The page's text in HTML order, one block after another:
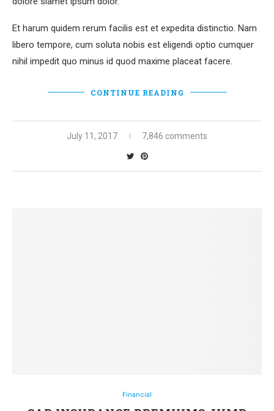
Et harum quidem rerum facilis est et expedita distinctio. Nam
libero tempore, cum soluta nobis est eligendi optio cumquer
nihil impedit quo minus id quod maxime placeat facere.
CONTINUE READING
July 11, 2017 7,846 comments
Financial